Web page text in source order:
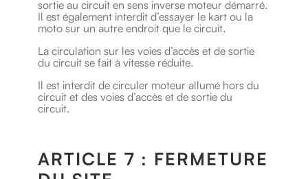
sortie au circuit en sens inverse moteur démarré.
Il est également interdit d’essayer le kart ou la
moto sur un autre endroit que le circuit.
La circulation sur les voies d’accès et de sortie
du circuit se fait à vitesse réduite.
Il est interdit de circuler moteur allumé hors du
circuit et des voies d’accès et de sortie du
circuit.
ARTICLE 7 : FERMETURE